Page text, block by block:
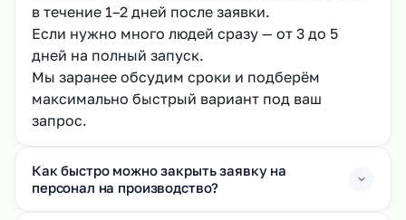
в течение 1–2 дней после заявки.
Если нужно много людей сразу — от 3 до 5
дней на полный запуск.
Мы заранее обсудим сроки и подберём
максимально быстрый вариант под ваш
запрос.
Как быстро можно закрыть заявку на
персонал на производство?